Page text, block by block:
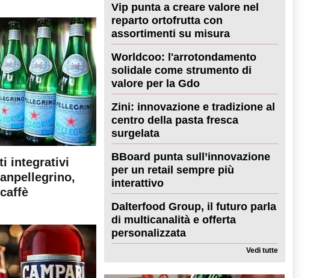
integrativi
Vip punta a creare valore nel
reparto ortofrutta con
assortimenti su misura
Worldcoo: l'arrotondamento
solidale come strumento di
valore per la Gdo
Zini: innovazione e tradizione al
centro della pasta fresca
surgelata
BBoard punta sull’innovazione
per un retail sempre più
interattivo
Dalterfood Group, il futuro parla
di multicanalità e offerta
personalizzata
Vedi tutte